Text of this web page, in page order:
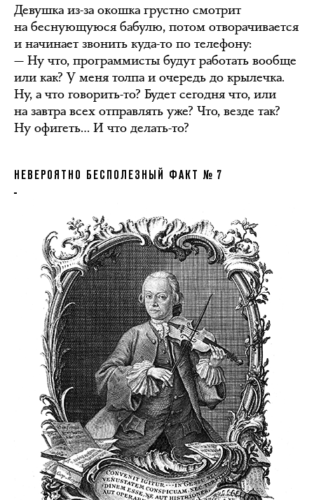
Девушка из-за окошка грустно смотрит
на беснующуюся бабулю, потом отворачивается
и начинает звонить куда-то по телефону:
— Ну что, программисты будут работать вообще
или как? У меня толпа и очередь до крылечка.
Ну, а что говорить-то? Будет сегодня что, или
на завтра всех отправлять уже? Что, везде так?
Ну офигеть… И что делать-то?
НЕВЕРОЯТНО БЕСПОЛЕЗНЫЙ ФАКТ № 7